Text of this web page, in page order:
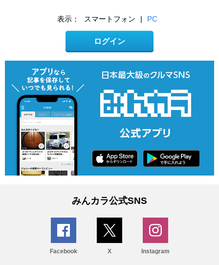
表示： スマートフォン | PC
ログイン
みんカラ公式SNS
Facebook X Instagram